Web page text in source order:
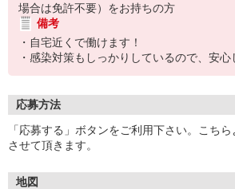
場合は免許不要）をお持ちの方
備考
・自宅近くで働けます！
・感染対策もしっかりしているので、安心
応募方法
「応募する」ボタンをご利用下さい。こち
させて頂きます。
地図